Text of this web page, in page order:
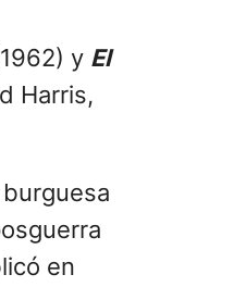
y El
Harris,
en